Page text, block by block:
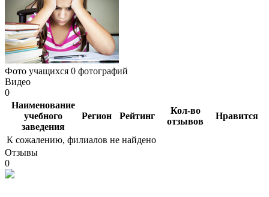
Фото учащихся 0 фотографий
Видео
0
Наименование
учебного
заведения
Регион Рейтинг
Кол-во
отзывов
Нравится
К сожалению, филиалов не найдено
Отзывы
0